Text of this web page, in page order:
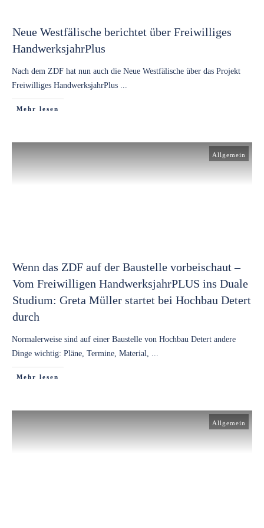
Neue Westfälische berichtet über Freiwilliges
HandwerksjahrPlus
Nach dem ZDF hat nun auch die Neue Westfälische über das Projekt
Freiwilliges HandwerksjahrPlus ...
Mehr lesen
Allgemein
Wenn das ZDF auf der Baustelle vorbeischaut –
Vom Freiwilligen HandwerksjahrPLUS ins Duale
Studium: Greta Müller startet bei Hochbau Detert
durch
Normalerweise sind auf einer Baustelle von Hochbau Detert andere
Dinge wichtig: Pläne, Termine, Material, ...
Mehr lesen
Allgemein